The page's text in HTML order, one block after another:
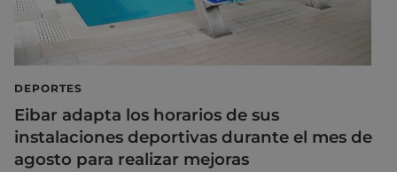
DEPORTES
Eibar adapta los horarios de sus
instalaciones deportivas durante el mes de
agosto para realizar mejoras